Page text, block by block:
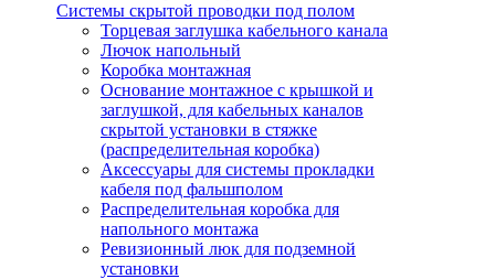
Системы скрытой проводки под полом
Торцевая заглушка кабельного канала
Лючок напольный
Коробка монтажная
Основание монтажное с крышкой и
заглушкой, для кабельных каналов
скрытой установки в стяжке
(распределительная коробка)
Аксессуары для системы прокладки
кабеля под фальшполом
Распределительная коробка для
напольного монтажа
Ревизионный люк для подземной
установки